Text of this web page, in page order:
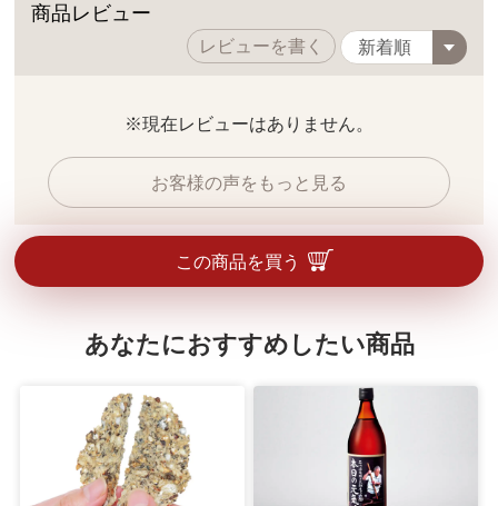
商品レビュー
レビューを書く
※現在レビューはありません。
お客様の声をもっと見る
この商品を買う
あなたにおすすめしたい商品